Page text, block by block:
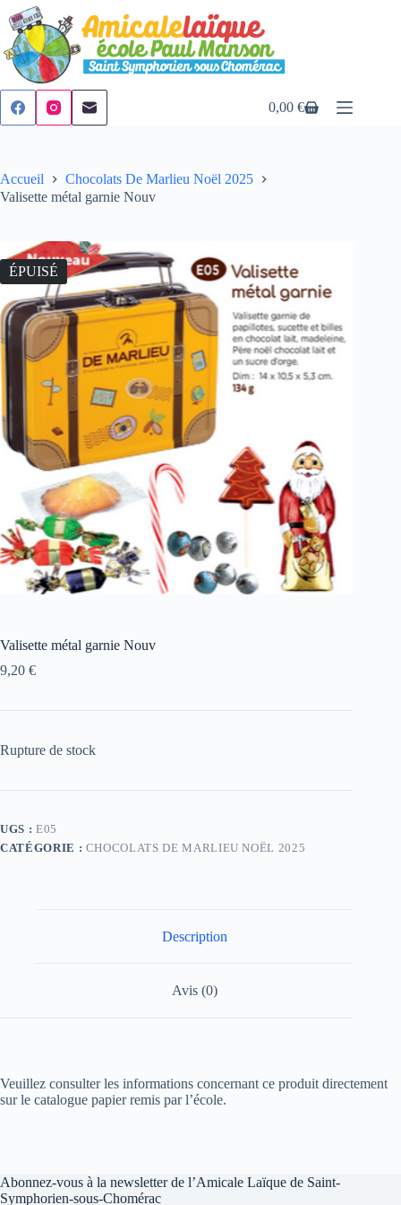
Passer
au
contenu
Panier
0,00€
Accueil
Chocolats De Marlieu Noël 2025
Valisette métal garnie Nouv
ÉPUISÉ
Valisette métal garnie Nouv
9,20 €
Rupture de stock
UGS : E05
CATÉGORIE : CHOCOLATS DE MARLIEU NOËL 2025
Description
Avis (0)
Veuillez consulter les informations concernant ce produit directement
sur le catalogue papier remis par l’école.
Abonnez-vous à la newsletter de l’Amicale Laïque de Saint-
Symphorien-sous-Chomérac